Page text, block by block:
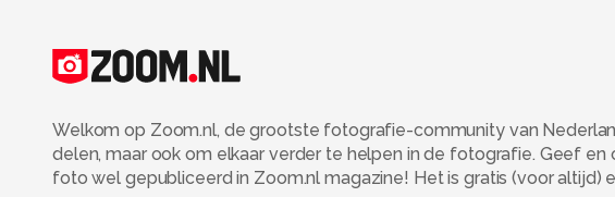
Welkom op Zoom.nl, de grootste fotografie-community van
delen, maar ook om elkaar verder te helpen in de fotografie. Geef
foto wel gepubliceerd in Zoom.nl magazine! Het is gratis (voor altijd)